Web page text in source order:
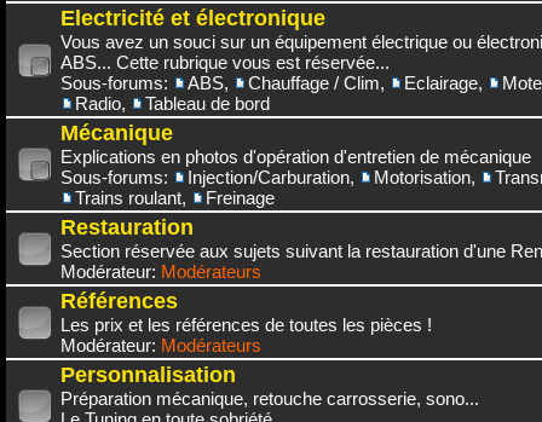
Electricité et électronique
Vous avez un souci sur un équipement électrique ou
ABS... Cette rubrique vous est réservée...
Sous-forums:
ABS, Chauffage / Clim, Eclairage,
Radio, Tableau de bord
Mécanique
Explications en photos d'opération d'entretien de mécanique
Sous-forums:
Injection/Carburation, Motorisation,
Trains roulant, Freinage
Restauration
Section réservée aux sujets suivant la restauration d'une
Modérateur: Modérateurs
Références
Les prix et les références de toutes les pièces !
Modérateur: Modérateurs
Personnalisation
Préparation mécanique, retouche carrosserie, sono...